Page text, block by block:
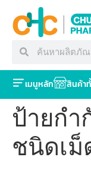
เมนูหลัก สินค้า
ป้ายกำ
ชนิดเม็